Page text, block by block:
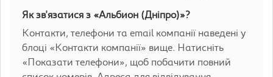
Як зв'язатися з «Альбион (Дніпро)»?
Контакти, телефони та email компанії наведені у
блоці «Контакти компанії» вище. Натисніть
«Показати телефони», щоб побачити повний